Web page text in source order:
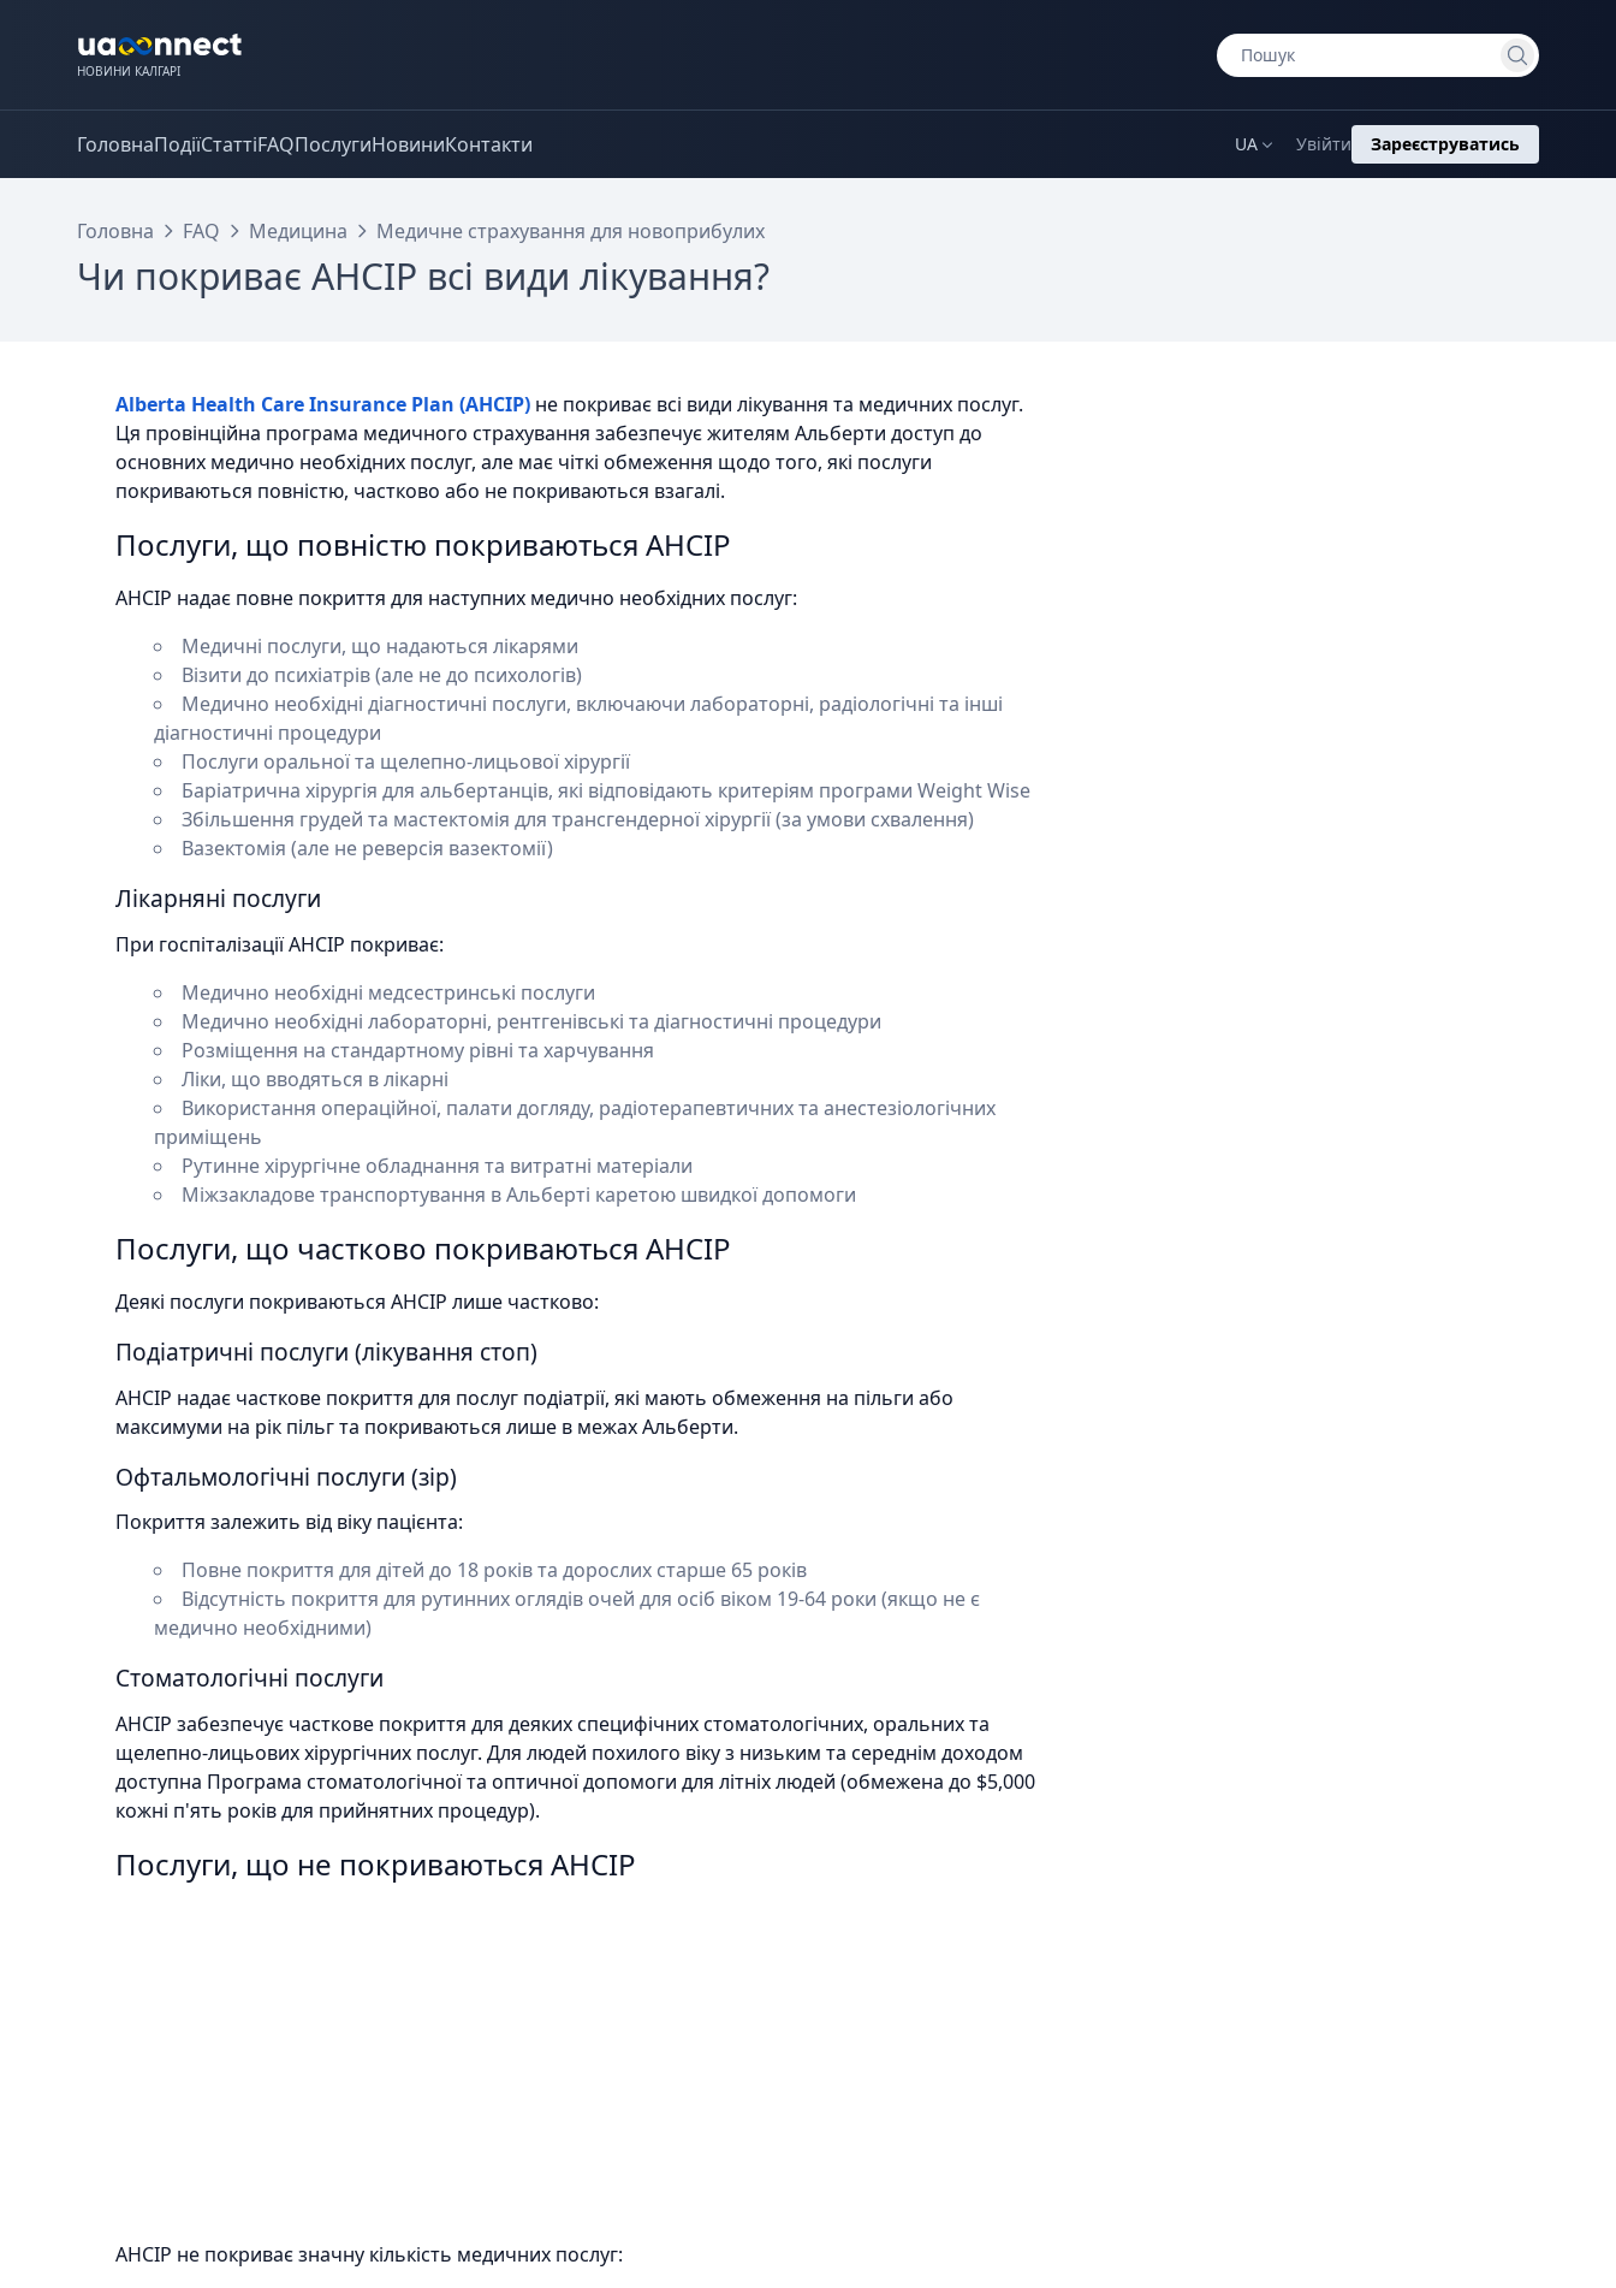
НОВИНИ КАЛГАРІ
ГоловнаПодіїСтаттіFAQПослугиНовиниКонтакти UA Увійти Зареєструватись
Головна FAQ Медицина Медичне страхування для новоприбулих
Чи покриває AHCIP всі види лікування?
Alberta Health Care Insurance Plan (AHCIP) не покриває всі види лікування та медичних послуг.
Ця провінційна програма медичного страхування забезпечує жителям Альберти доступ до
основних медично необхідних послуг, але має чіткі обмеження щодо того, які послуги
покриваються повністю, частково або не покриваються взагалі.
Послуги, що повністю покриваються AHCIP
AHCIP надає повне покриття для наступних медично необхідних послуг:
Медичні послуги, що надаються лікарями
Візити до психіатрів (але не до психологів)
Медично необхідні діагностичні послуги, включаючи лабораторні, радіологічні та інші
діагностичні процедури
Послуги оральної та щелепно-лицьової хірургії
Баріатрична хірургія для альбертанців, які відповідають критеріям програми Weight Wise
Збільшення грудей та мастектомія для трансгендерної хірургії (за умови схвалення)
Вазектомія (але не реверсія вазектомії)
Лікарняні послуги
При госпіталізації AHCIP покриває:
Медично необхідні медсестринські послуги
Медично необхідні лабораторні, рентгенівські та діагностичні процедури
Розміщення на стандартному рівні та харчування
Ліки, що вводяться в лікарні
Використання операційної, палати догляду, радіотерапевтичних та анестезіологічних
приміщень
Рутинне хірургічне обладнання та витратні матеріали
Міжзакладове транспортування в Альберті каретою швидкої допомоги
Послуги, що частково покриваються AHCIP
Деякі послуги покриваються AHCIP лише частково:
Подіатричні послуги (лікування стоп)
AHCIP надає часткове покриття для послуг подіатрії, які мають обмеження на пільги або
максимуми на рік пільг та покриваються лише в межах Альберти.
Офтальмологічні послуги (зір)
Покриття залежить від віку пацієнта:
Повне покриття для дітей до 18 років та дорослих старше 65 років
Відсутність покриття для рутинних оглядів очей для осіб віком 19-64 роки (якщо не є
медично необхідними)
Стоматологічні послуги
AHCIP забезпечує часткове покриття для деяких специфічних стоматологічних, оральних та
щелепно-лицьових хірургічних послуг. Для людей похилого віку з низьким та середнім доходом
доступна Програма стоматологічної та оптичної допомоги для літніх людей (обмежена до $5,000
кожні п'ять років для прийнятних процедур).
Послуги, що не покриваються AHCIP
AHCIP не покриває значну кількість медичних послуг: